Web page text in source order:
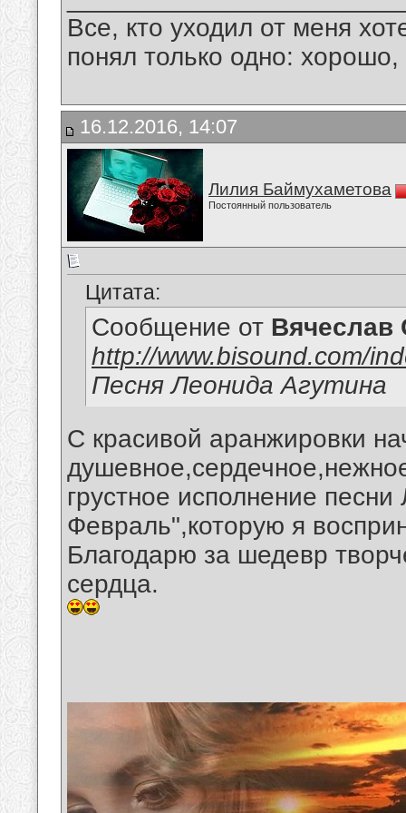
Все, кто уходил от меня
понял только одно:
16.12.2016, 14:07
Лилия Баймухаметова
Постоянный пользователь
Цитата:
Сообщение от Вячеслав
http://www.bisound.com/
Песня Леонида Агутина
С красивой аранжировки
грустное исполнение
Февраль",которую я
Благодарю за шедевр
сердца.